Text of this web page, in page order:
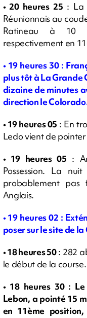
• 20 heures 25 : La
Réunionnais au
Ratineau à 10
respectivement en
• 19 heures 30 :
plus tôt à La Grande
dizaine de minutes
direction le
• 19 heures 05 : En
Ledo vient de pointer
• 19 heures 05 :
Possession. La
probablement
Anglais.
•19 heures 02 :
poser sur le site de
• 18 heures 50: 282
le début de la course.
• 18 heures 30 :
Lebon, a pointé 15
en 11ème